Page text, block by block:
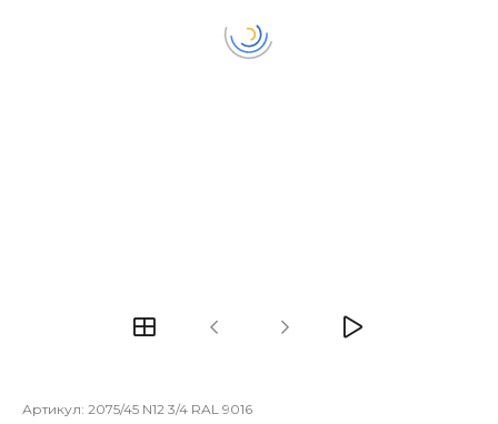
Артикул: 2075/45 N12 3/4 RAL 9016